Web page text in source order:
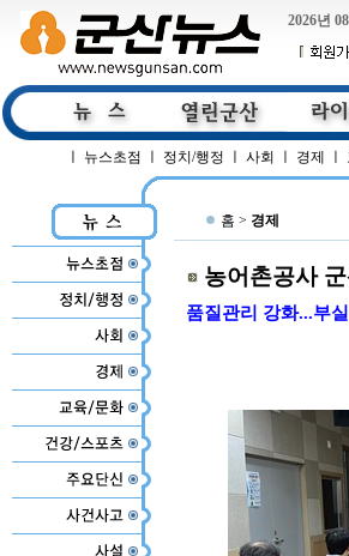
2026년
뉴스초점 정치/행정 사회 경제
홈 > 경제
농어촌공사
품질관리 강화...부